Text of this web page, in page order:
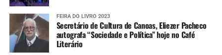
FEIRA DO LIVRO 2023
Secretário de Cultura de Canoas, Eliezer Pacheco
autografa “Sociedade e Política” hoje no Café
Literário